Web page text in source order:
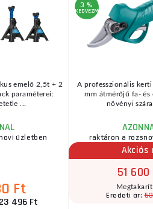
emelő 2,5t + 2
paraméterei:
...
üzletben
Ft
496 Ft
3 %
KEDVEZMÉNY
A professzionális
mm átmérőjű fa- és
növényi
raktáron a
Akciós
51
Megtakarít
Eredeti ár: